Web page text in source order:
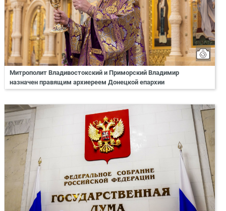
Митрополит Владивостокский и Приморский Владимир
назначен правящим архиереем Донецкой епархии